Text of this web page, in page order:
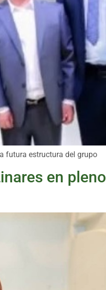
futura estructura del grupo
en pleno